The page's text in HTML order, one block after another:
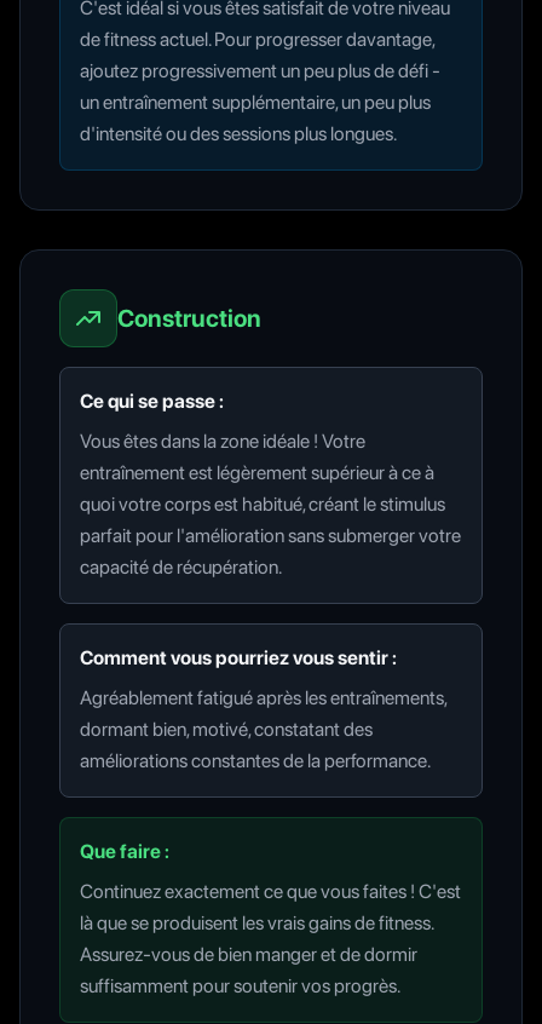
C'est idéal si vous êtes satisfait de votre niveau
de fitness actuel. Pour progresser davantage,
ajoutez progressivement un peu plus de défi -
un entraînement supplémentaire, un peu plus
d'intensité ou des sessions plus longues.
Construction
Ce qui se passe :
Vous êtes dans la zone idéale ! Votre
entraînement est légèrement supérieur à ce à
quoi votre corps est habitué, créant le stimulus
parfait pour l'amélioration sans submerger votre
capacité de récupération.
Comment vous pourriez vous sentir :
Agréablement fatigué après les entraînements,
dormant bien, motivé, constatant des
améliorations constantes de la performance.
Que faire :
Continuez exactement ce que vous faites ! C'est
là que se produisent les vrais gains de fitness.
Assurez-vous de bien manger et de dormir
suffisamment pour soutenir vos progrès.